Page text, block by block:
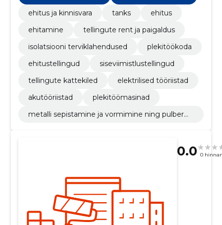
ehitus ja kinnisvara
tanks
ehitus
ehitamine
tellingute rent ja paigaldus
isolatsiooni terviklahendused
plekitöökoda
ehitustellingud
siseviimistlustellingud
tellingute kattekiled
elektrilised tööriistad
akutööriistad
plekitöömasinad
metalli sepistamine ja vormimine ning pulberm
0.0 0